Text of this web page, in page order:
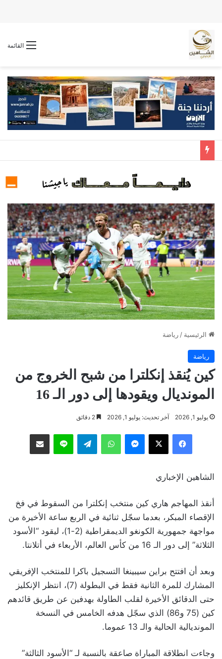
القائمة
الرئيسية /رياضة
رياضة
كين يُنقذ إنكلترا من شبح الخروج من
المونديال ويقودها إلى دور الـ 16
يوليو 1, 2026 آخر تحديث: يوليو 1, 2026
فيسبوك ‫X ماسنجر واتساب تيلقرام لاين مشاركة عبر البريد
الشاهين الإخباري
أنقذ المهاجم هاري كين منتخب إنكلترا من السقوط في فخ
الإقصاء المبكر، بعدما سجّل ثنائية في الربع ساعة الأخيرة من
مواجهة جمهورية الكونغو الديمقراطية (2-1)، ليقود “الأسود
الثلاثة” إلى دور الـ 16 من كأس العالم، الأربعاء في أتلانتا.
وبعد أن افتتح براين سيبينغا التسجيل باكرا للمنتخب الإفريقي
المشارك للمرة الثانية فقط في البطولة (7)، انتظر الإنكليز
حتى الدقائق الأخيرة لقلب الطاولة بهدفين عن طريق قائدهم
كين (75 و86) الذي سجّل هدفه الخامس في النسخة
المونديالية الحالية والـ 13 عموما.
وجاءت انطلاقة المباراة صاعقة بالنسبة لـ “الأسود الثالثة”